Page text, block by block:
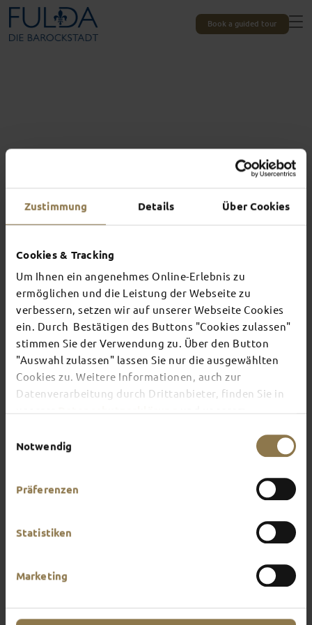
Zustimmung Details Über Cookies
Cookies & Tracking
Um Ihnen ein angenehmes Online-Erlebnis zu
ermöglichen und die Leistung der Webseite zu
verbessern, setzen wir auf unserer Webseite Cookies
ein. Durch Bestätigen des Buttons "Cookies zulassen"
stimmen Sie der Verwendung zu. Über den Button
"Auswahl zulassen" lassen Sie nur die ausgewählten
Cookies zu. Weitere Informationen, auch zur
Datenverarbeitung durch Drittanbieter, finden Sie in
Notwendig
Präferenzen
Statistiken
Marketing
Book a guided tour
Experiences unique to Fulda
TOP EVENTS
There's always something going on in Fulda:
whether it's a concert, a musical, a fun-filled
guided tour or a theatre performance – this is the
place to discover the current events and